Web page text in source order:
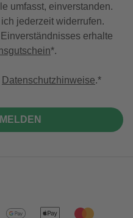
umfasst, einverstanden.
jederzeit widerrufen.
erhalte
*.
Datenschutzhinweise.